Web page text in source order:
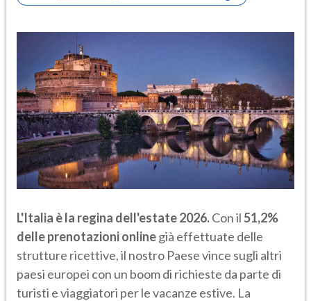
L'Italia è la regina dell'estate 2026.Con il51,2%
delle prenotazioni onlinegià effettuate delle
strutture ricettive, il nostro Paese vince sugli altri
paesi europei con un boom di richieste da parte di
turisti e viaggiatori per le vacanze estive. La